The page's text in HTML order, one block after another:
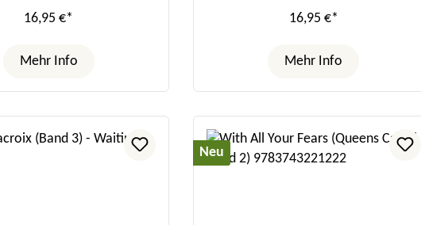
16,95 €*
Mehr Info
16,95 €*
Mehr Info
Neu